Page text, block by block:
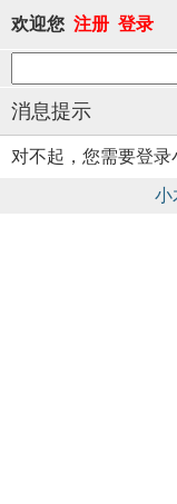
欢迎您 注册 登录
消息提示
对不起，您需要登
小